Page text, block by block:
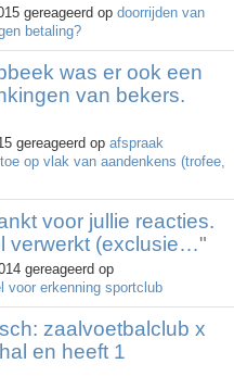
gereageerd op doorrijden van
betaling?
was er ook een
van bekers.
gereageerd op afspraak
op vlak van aandenkens (trofee,
voor jullie reacties.
verwerkt (exclusie…"
gereageerd op
voor erkenning sportclub
zaalvoetbalclub x
en heeft 1